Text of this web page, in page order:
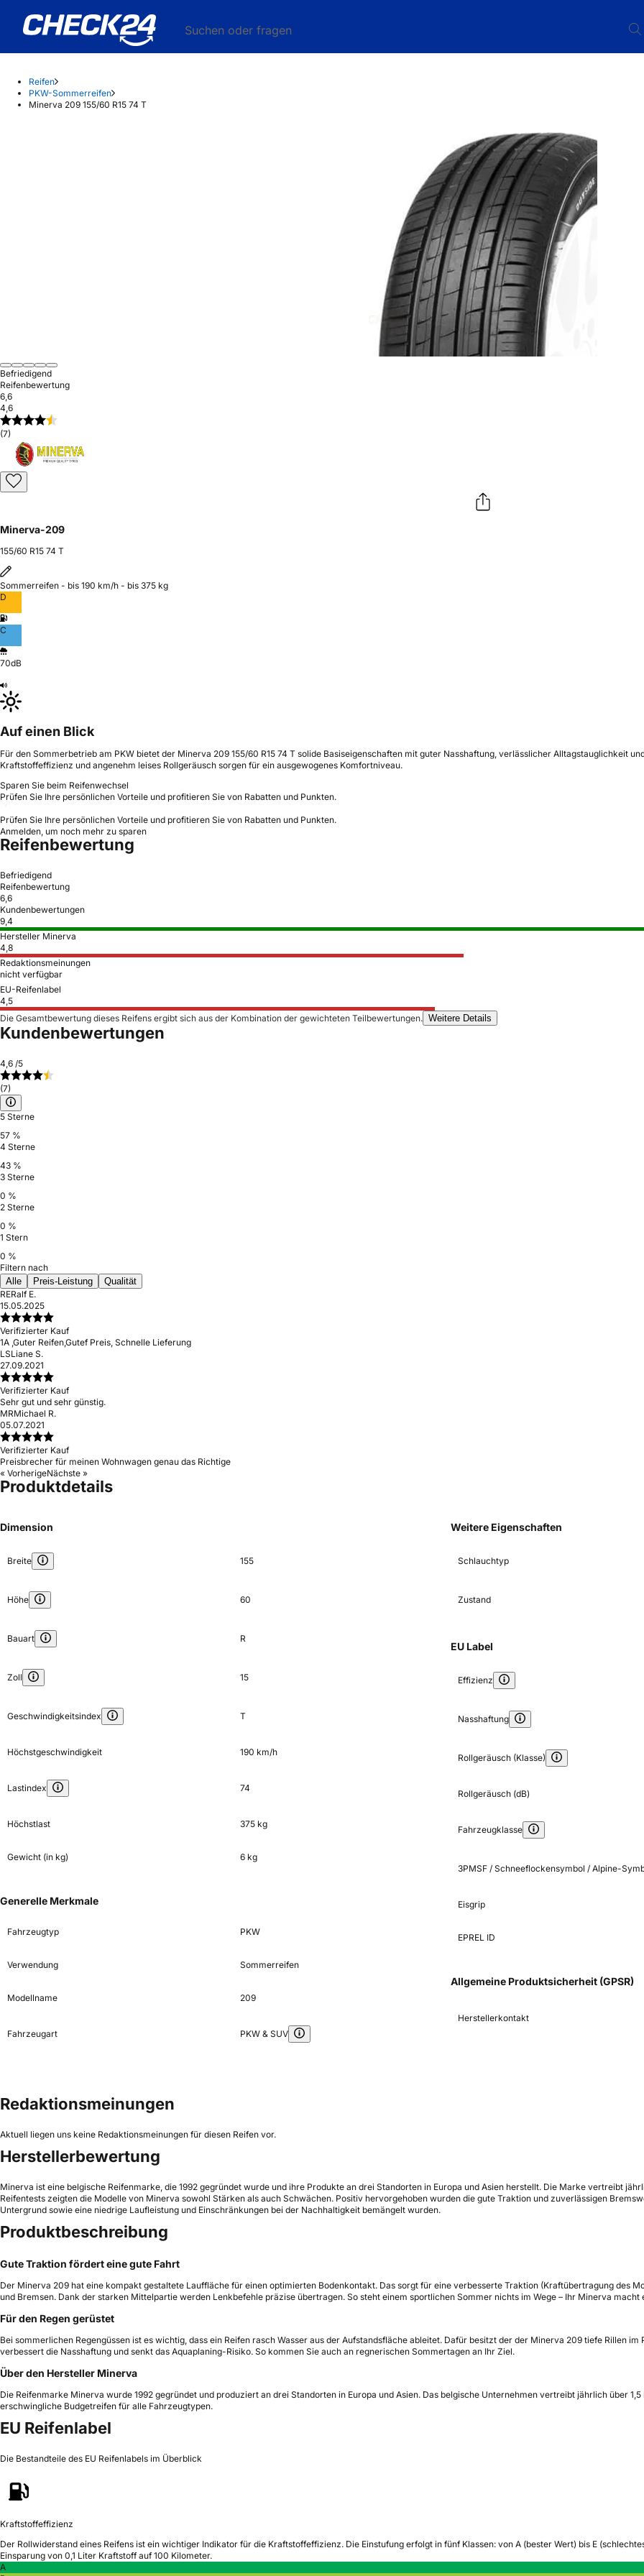
Suchen oder fragen
Reifen
PKW-Sommerreifen
Minerva 209 155/60 R15 74 T
Befriedigend
Reifenbewertung
6,6
4,6
(7)
Minerva-209
155/60 R15 74 T
Sommerreifen - bis 190 km/h - bis 375 kg
D
C
70dB
Auf einen Blick
Für den Sommerbetrieb am PKW bietet der Minerva 209 155/60 R15 74 T solide Basiseigenschaften mit guter Nasshaftung, verlässlicher Alltagstauglichkeit
Kraftstoffeffizienz und angenehm leises Rollgeräusch sorgen für ein ausgewogenes Komfortniveau.
Sparen Sie beim Reifenwechsel
Prüfen Sie Ihre persönlichen Vorteile und profitieren Sie von Rabatten und Punkten.
Prüfen Sie Ihre persönlichen Vorteile und profitieren Sie von Rabatten und Punkten.
Anmelden, um noch mehr zu sparen
Reifenbewertung
Befriedigend
Reifenbewertung
6,6
Kundenbewertungen
9,4
Hersteller Minerva
4,8
Redaktionsmeinungen
nicht verfügbar
EU-Reifenlabel
4,5
Die Gesamtbewertung dieses Reifens ergibt sich aus der Kombination der gewichteten Teilbewertungen. Weitere Details
Kundenbewertungen
4,6 /5
(7)
5 Sterne
57 %
4 Sterne
43 %
3 Sterne
0 %
2 Sterne
0 %
1 Stern
0 %
Filtern nach
Alle
Preis-Leistung
Qualität
RERalf E.
15.05.2025
Verifizierter Kauf
1A ,Guter Reifen,Gutef Preis, Schnelle Lieferung
LSLiane S.
27.09.2021
Verifizierter Kauf
Sehr gut und sehr günstig.
MRMichael R.
05.07.2021
Verifizierter Kauf
Preisbrecher für meinen Wohnwagen genau das Richtige
« VorherigeNächste »
Produktdetails
Dimension
Breite 155
Höhe 60
Bauart R
Zoll 15
Geschwindigkeitsindex T
Höchstgeschwindigkeit 190 km/h
Lastindex 74
Höchstlast 375 kg
Gewicht (in kg) 6 kg
Generelle Merkmale
Fahrzeugtyp PKW
Verwendung Sommerreifen
Modellname 209
Fahrzeugart PKW & SUV
Weitere Eigenschaften
Schlauchtyp
Zustand
EU Label
Effizienz
Nasshaftung
Rollgeräusch (Klasse)
Rollgeräusch (dB)
Fahrzeugklasse
3PMSF / Schneeflockensymbol / Alpine-
Eisgrip
EPREL ID
Allgemeine Produktsicherheit (GPSR)
Herstellerkontakt
Redaktionsmeinungen
Aktuell liegen uns keine Redaktionsmeinungen für diesen Reifen vor.
Herstellerbewertung
Minerva ist eine belgische Reifenmarke, die 1992 gegründet wurde und ihre Produkte an drei Standorten in Europa und Asien herstellt. Die Marke vertreibt
Reifentests zeigten die Modelle von Minerva sowohl Stärken als auch Schwächen. Positiv hervorgehoben wurden die gute Traktion und zuverlässigen
Untergrund sowie eine niedrige Laufleistung und Einschränkungen bei der Nachhaltigkeit bemängelt wurden.
Produktbeschreibung
Gute Traktion fördert eine gute Fahrt
Der Minerva 209 hat eine kompakt gestaltete Lauffläche für einen optimierten Bodenkontakt. Das sorgt für eine verbesserte Traktion (Kraftübertragung des
und Bremsen. Dank der starken Mittelpartie werden Lenkbefehle präzise übertragen. So steht einem sportlichen Sommer nichts im Wege – Ihr Minerva macht
Für den Regen gerüstet
Bei sommerlichen Regengüssen ist es wichtig, dass ein Reifen rasch Wasser aus der Aufstandsfläche ableitet. Dafür besitzt der der Minerva 209 tiefe Rillen
verbessert die Nasshaftung und senkt das Aquaplaning-Risiko. So kommen Sie auch an regnerischen Sommertagen an Ihr Ziel.
Über den Hersteller Minerva
Die Reifenmarke Minerva wurde 1992 gegründet und produziert an drei Standorten in Europa und Asien. Das belgische Unternehmen vertreibt jährlich über
erschwingliche Budgetreifen für alle Fahrzeugtypen.
EU Reifenlabel
Die Bestandteile des EU Reifenlabels im Überblick
Kraftstoffeffizienz
Der Rollwiderstand eines Reifens ist ein wichtiger Indikator für die Kraftstoffeffizienz. Die Einstufung erfolgt in fünf Klassen: von A (bester Wert) bis E
Einsparung von 0,1 Liter Kraftstoff auf 100 Kilometer.
A